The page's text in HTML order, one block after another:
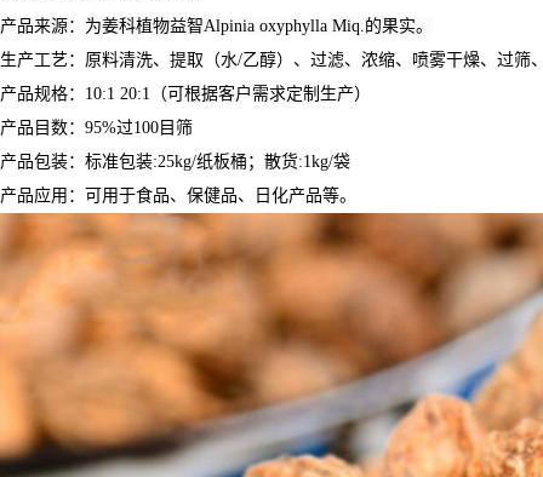
产品来源： 为姜科植物益智Alpinia oxyphylla Miq.的果实。
生产工艺：原料清洗、提取（水/乙醇）、过滤、浓缩、喷雾干燥、过筛
产品规格：10:1 20:1（可根据客户需求定制生产）
产品目数：95%过100目筛
产品包装：标准包装:25kg/纸板桶；散货:1kg/袋
产品应用：
可用于食品、保健品、日化产品等。